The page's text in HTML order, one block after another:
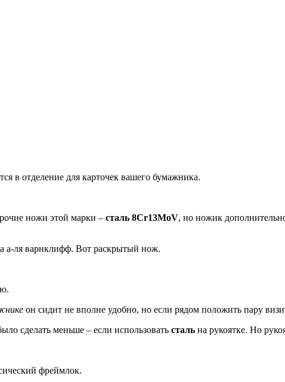
в отделение для карточек вашего бумажника.
ножи этой марки – сталь 8Cr13MoV, но ножик
а-ля варнклифф. Вот раскрытый нож.
он сидит не вполне удобно, но если рядом положить пару
сделать меньше – если использовать сталь на рукоятке. Но
фреймлок.